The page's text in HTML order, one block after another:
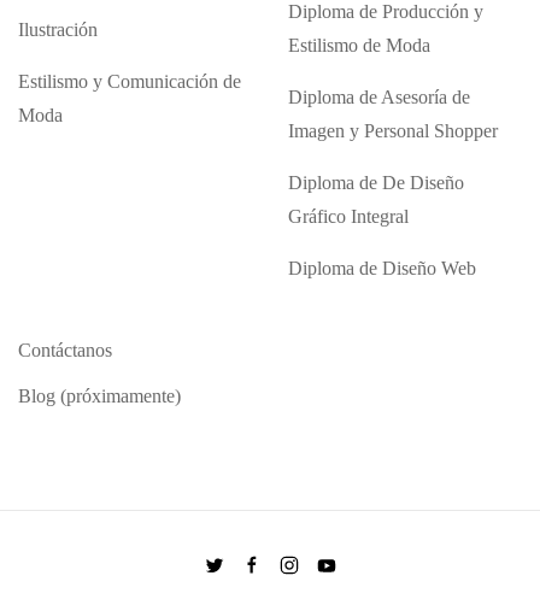
Ilustración
Estilismo y Comunicación de
Moda
Diploma de Producción y
Estilismo de Moda
Diploma de Asesoría de
Imagen y Personal Shopper
Diploma de De Diseño
Gráfico Integral
Diploma de Diseño Web
Contáctanos
Blog (próximamente)